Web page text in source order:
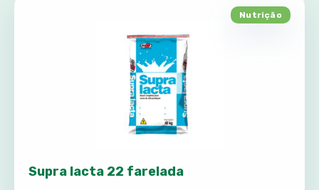
Supra lacta 22 farelada
Nutrição